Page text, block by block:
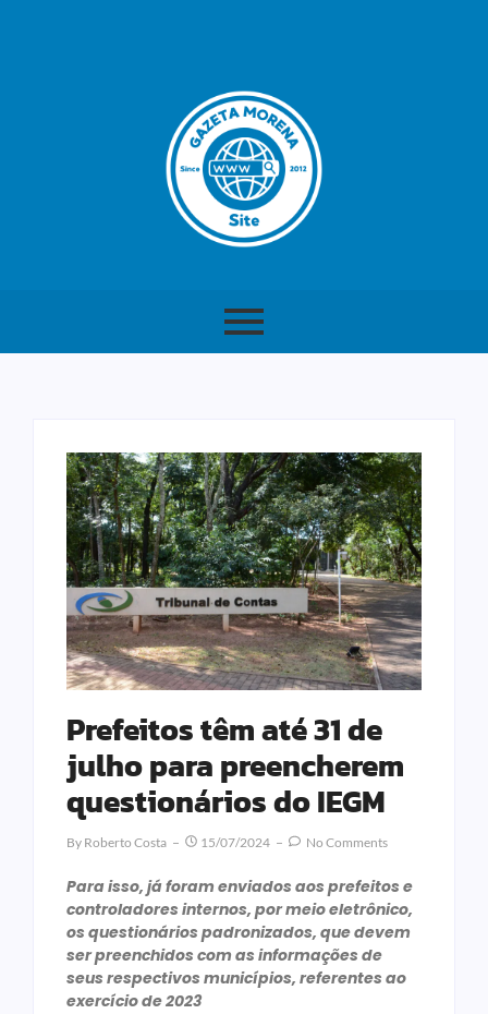
Prefeitos têm até 31 de
julho para preencherem
questionários do IEGM
By Roberto Costa 15/07/2024 No Comments
Para isso, já foram enviados aos prefeitos e
controladores internos, por meio eletrônico,
os questionários padronizados, que devem
ser preenchidos com as informações de
seus respectivos municípios, referentes ao
exercício de 2023